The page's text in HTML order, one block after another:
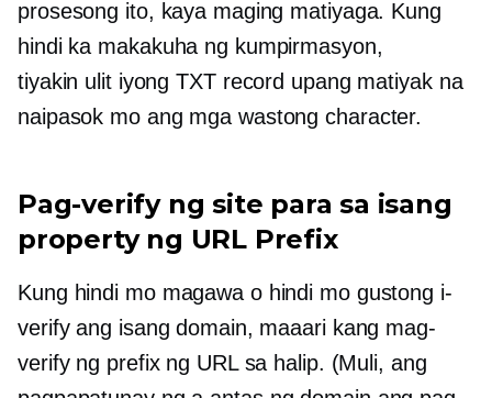
prosesong ito, kaya maging matiyaga. Kung
hindi ka makakuha ng kumpirmasyon,
tiyakin ulitiyong TXT record upang matiyak na
naipasok mo ang mga wastong character.
Pag-verify ng site para sa isang
property ng URL Prefix
Kung hindi mo magawa o hindi mo gustong i-
verify ang isang domain, maaari kang mag-
verify ng prefix ng URL sa halip. (Muli, ang